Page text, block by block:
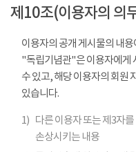
제10조(이용자의 의
이용자의 공개 게시물의 내
"독립기념관"은 이용자에게
수 있고, 해당 이용자의 회원
있습니다.
1) 다른 이용자 또는 제3자
손상시키는 내용